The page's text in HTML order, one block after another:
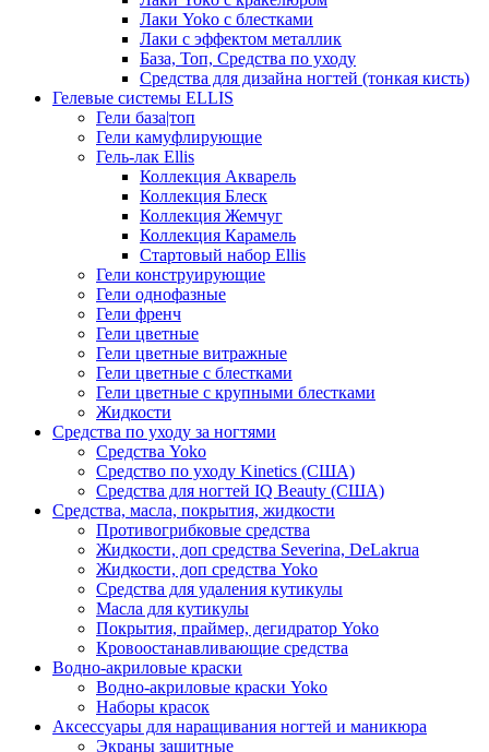
Лаки Yoko с блестками
Лаки с эффектом металлик
База, Топ, Средства по уходу
Средства для дизайна ногтей (тонкая кисть)
Гелевые системы ELLIS
Гели база|топ
Гели камуфлирующие
Гель-лак Ellis
Коллекция Акварель
Коллекция Блеск
Коллекция Жемчуг
Коллекция Карамель
Стартовый набор Ellis
Гели конструирующие
Гели однофазные
Гели френч
Гели цветные
Гели цветные витражные
Гели цветные с блестками
Гели цветные с крупными блестками
Жидкости
Средства по уходу за ногтями
Средства Yoko
Средство по уходу Kinetics (США)
Средства для ногтей IQ Beauty (США)
Средства, масла, покрытия, жидкости
Противогрибковые средства
Жидкости, доп средства Severina, DeLakrua
Жидкости, доп средства Yoko
Средства для удаления кутикулы
Масла для кутикулы
Покрытия, праймер, дегидратор Yoko
Кровоостанавливающие средства
Водно-акриловые краски
Водно-акриловые краски Yoko
Наборы красок
Аксессуары для наращивания ногтей и маникюра
Экраны защитные